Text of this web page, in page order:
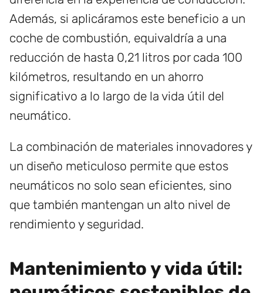
Además, si aplicáramos este beneficio a un
coche de combustión, equivaldría a una
reducción de hasta 0,21 litros por cada 100
kilómetros, resultando en un ahorro
significativo a lo largo de la vida útil del
neumático.
La combinación de materiales innovadores y
un diseño meticuloso permite que estos
neumáticos no solo sean eficientes, sino
que también mantengan un alto nivel de
rendimiento y seguridad.
Mantenimiento y vida útil: